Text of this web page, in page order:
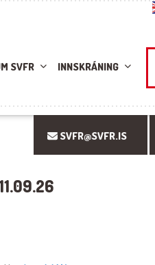
SVFR INNSKRÁNING
SVFR@SVFR.IS